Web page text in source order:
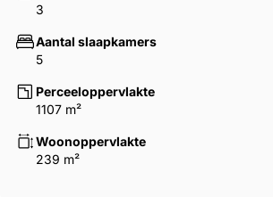
3
Aantal slaapkamers
5
Perceeloppervlakte
1107 m²
Woonoppervlakte
239 m²